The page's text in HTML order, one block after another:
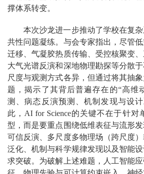
撑体系转变。
本次沙龙进一步推动了学校在复
共性问题凝练。与会专家指出，尽管
迁移、气凝胶热质传输、受控核聚变
大气光谱反演和深地物理勘探等分散
尺度与观测方式各异，但通过将其抽
题，揭示了其背后普遍存在的“高维
测、病态反演预测、机制发现与设
此，AI for Science的关键不在于针对
型，而是要重点围绕低维表征与流形
可信反演、多尺度多物理场（跨尺度
泛化、机制与科学规律发现以及智能
求突破。为破解上述难题，人工智能